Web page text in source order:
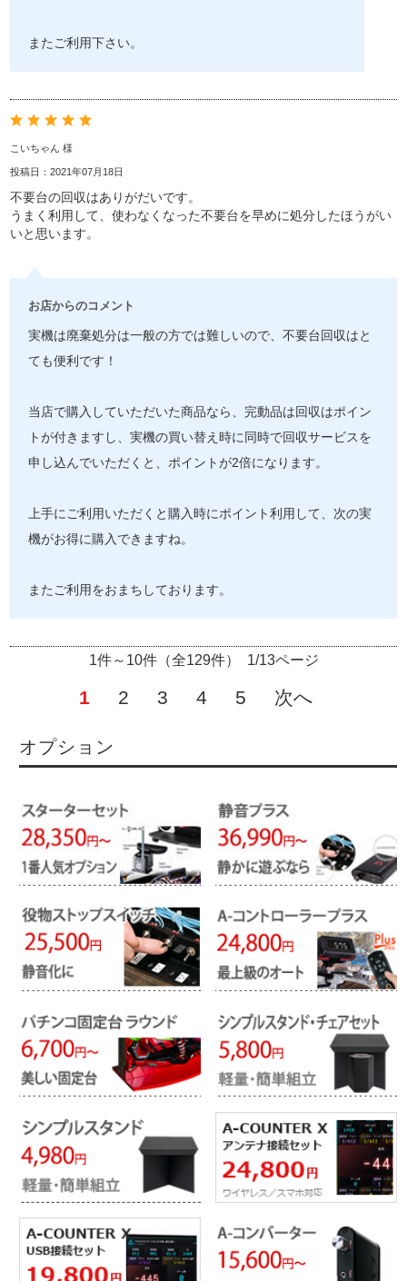
またご利用下さい。
こいちゃん 様
投稿日：2021年07月18日
不要台の回収はありがだいです。
うまく利用して、使わなくなった不要台を早めに処分したほうがい
いと思います。
お店からのコメント
実機は廃棄処分は一般の方では難しいので、不要台回収はと
ても便利です！
当店で購入していただいた商品なら、完動品は回収はポイン
トが付きますし、実機の買い替え時に同時で回収サービスを
申し込んでいただくと、ポイントが2倍になります。
上手にご利用いただくと購入時にポイント利用して、次の実
機がお得に購入できますね。
またご利用をおまちしております。
1件～10件（全129件） 1/13ページ
1 2 3 4 5 次へ
オプション